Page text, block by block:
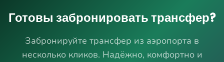
Готовы забронировать трансфер?
Забронируйте трансфер из аэропорта в
несколько кликов. Надёжно, комфортно и